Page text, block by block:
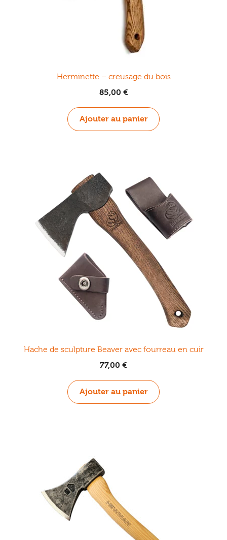
Herminette – creusage du bois
85,00 €
Ajouter au panier
Hache de sculpture Beaver avec fourreau en cuir
77,00 €
Ajouter au panier